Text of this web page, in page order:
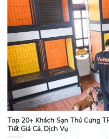
Top 20+ Khách Sạn Thú Cưng
Tiết Giá Cả, Dịch Vụ